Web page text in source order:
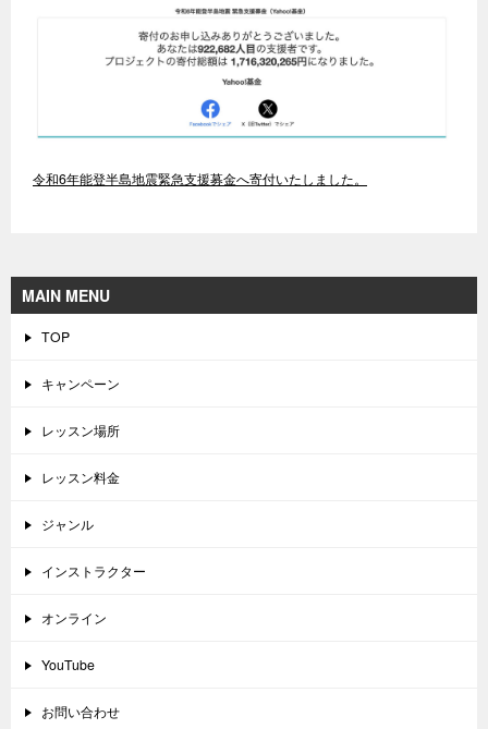
令和6年能登半島地震緊急支援募金へ寄付いたしました。
MAIN MENU
TOP
キャンペーン
レッスン場所
レッスン料金
ジャンル
インストラクター
オンライン
YouTube
お問い合わせ